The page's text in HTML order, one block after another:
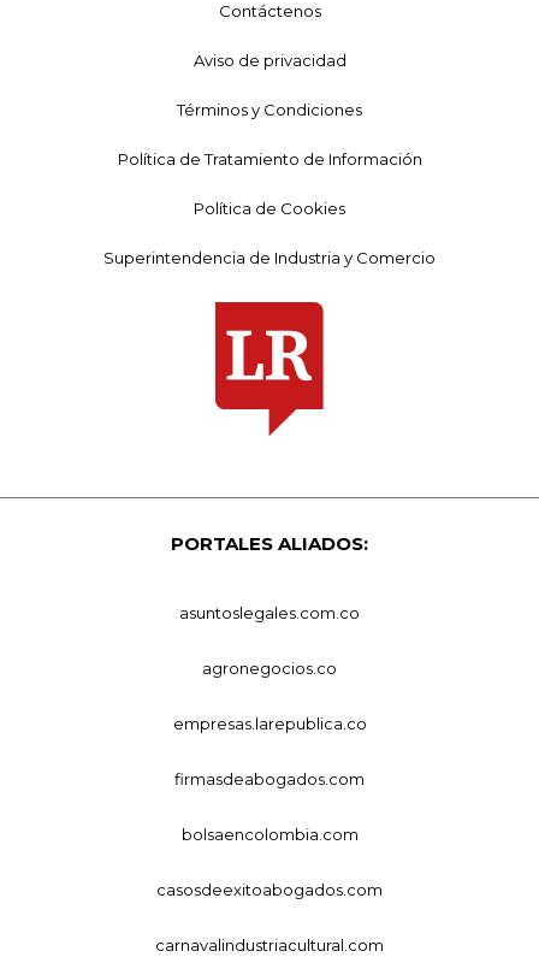
Contáctenos
Aviso de privacidad
Términos y Condiciones
Política de Tratamiento de Información
Política de Cookies
Superintendencia de Industria y Comercio
PORTALES ALIADOS:
asuntoslegales.com.co
agronegocios.co
empresas.larepublica.co
firmasdeabogados.com
bolsaencolombia.com
casosdeexitoabogados.com
carnavalindustriacultural.com